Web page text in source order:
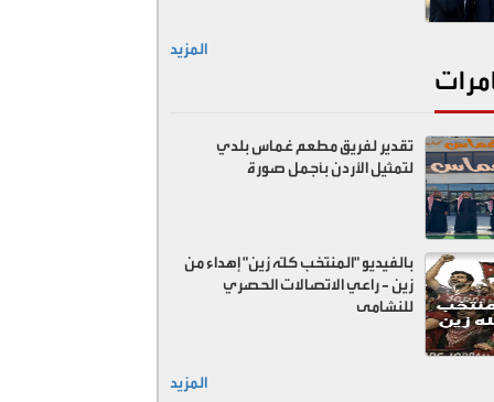
المزيد
تقدير لفريق مطعم غماس بلدي
لتمثيل الأردن بأجمل صورة
بالفيديو "المنتخب كلّه زين" إهداء من
زين - راعي الاتصالات الحصري
للنشامى
المزيد